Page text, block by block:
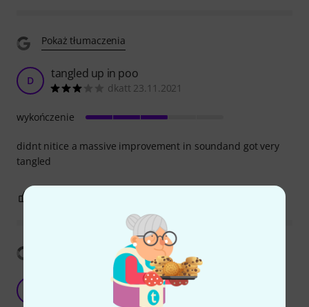
Pokaż tłumaczenia
D tangled up in poo
dkatt 23.11.2021
didnt nitice a massive improvement in soundand got very
tangled
wykończenie
Pokaż tłumaczenia
The strong and silent type
HappyTree 04.12.2025